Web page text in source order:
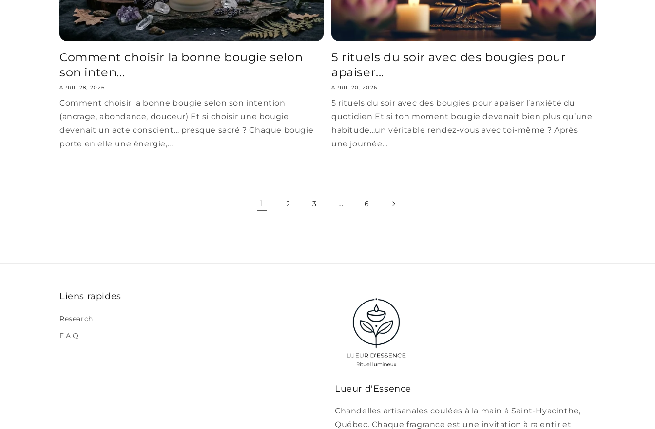
Comment choisir la bonne bougie selon
son inten...
APRIL 28, 2026
Comment choisir la bonne bougie selon son intention
(ancrage, abondance, douceur) Et si choisir une bougie
devenait un acte conscient… presque sacré ? Chaque bougie
porte en elle une énergie,...
5 rituels du soir avec des bougies pour
apaiser...
APRIL 20, 2026
5 rituels du soir avec des bougies pour apaiser l’anxiété du
quotidien Et si ton moment bougie devenait bien plus qu’une
habitude…un véritable rendez-vous avec toi-même ? Après
une journée...
1 2 3 … 6
Liens rapides
Research
F.A.Q
Lueur d'Essence
Chandelles artisanales coulées à la main à Saint-Hyacinthe,
Québec. Chaque fragrance est une invitation à ralentir et